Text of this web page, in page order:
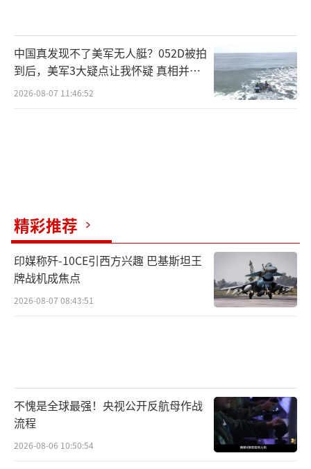
中国真发现不了美军无人艇？052D被拍
到后，美军3大疑点让我怀疑 真相并非
如此
2026-08-07 11:46:52
精彩推荐
印媒称歼-10CE引西方兴趣 巴基斯坦王
牌战机成焦点
2026-08-07 08:43:51
不愧是全球最强！央视公开反航母作战
流程
2026-08-06 10:50:54